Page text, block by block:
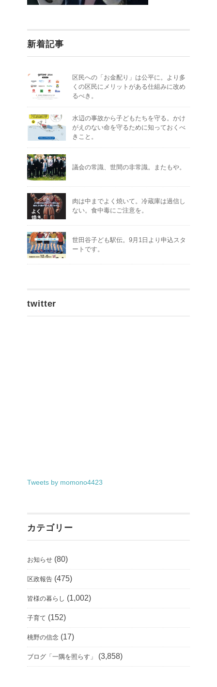
新着記事
区民への「お金配り」は公平に。より多
くの区民にメリットがある仕組みに改め
るべき。
水辺の事故から子どもたちを守る。かけ
がえのない命を守るために知っておくべ
きこと。
議会の常識、世間の非常識。またもや。
肉は中までよく焼いて。冷蔵庫は過信し
ない。食中毒にご注意を。
世田谷子ども駅伝。9月1日より申込スタ
ートです。
twitter
Tweets by momono4423
カテゴリー
お知らせ (80)
区政報告 (475)
皆様の暮らし (1,002)
子育て (152)
桃野の信念 (17)
ブログ「一隅を照らす」 (3,858)